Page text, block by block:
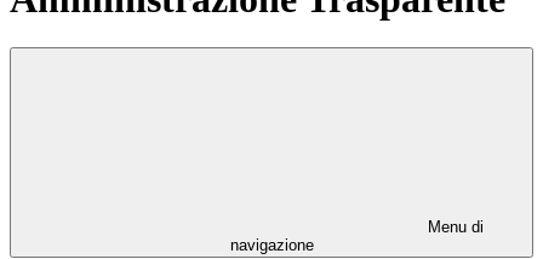
Menu di
navigazione